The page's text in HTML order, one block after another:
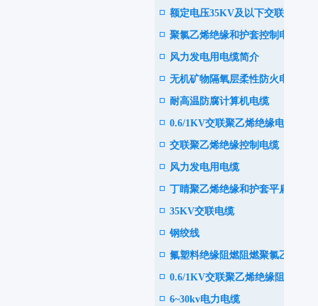
额定电压35KV及以下交联聚
乙绝缘阻燃电力电缆
聚氯乙烯绝缘和护套控制电缆
风力发电用电缆简介
无机矿物隔氧层柔性防火电缆
耐高温防腐计算机电缆
0.6/1KV交联聚乙烯绝缘电力
电缆
交联聚乙烯绝缘控制电缆
风力发电用电缆
丁睛聚乙烯绝缘和护套平扁型
软电缆
35KV交联电缆
钢绞线
氟塑料绝缘阻燃阻燃聚氯乙烯
护套控制电缆
0.6/1KV交联聚乙烯绝缘阻
燃、耐火电力电缆
6~30kv电力电缆